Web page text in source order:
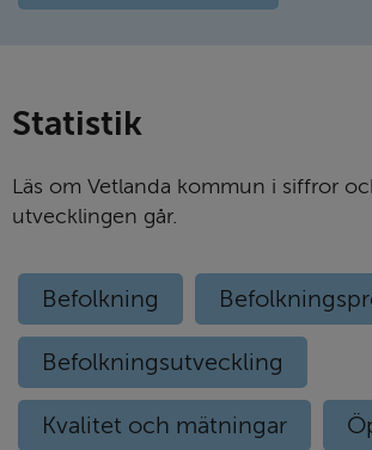
Statistik
Läs om Vetlanda kommun i siffror
utvecklingen går.
Befolkning
Befolkningsutveckling
Kvalitet och mätningar